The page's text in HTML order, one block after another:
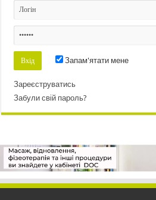
Запам'ятати мене
Зареєструватись
Забули свій пароль?